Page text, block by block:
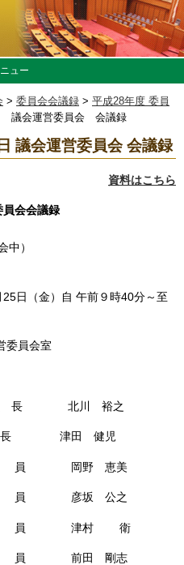
ュー
> 委員会会議録 > 平成28年度 委員
議会運営委員会 会議録
議会運営委員会 会議録
資料はこちら
員会会議録
中）
金）自 午前９時40分～至
員会室
川 裕之
田 健児
恵美
公之
村 衛
剛志